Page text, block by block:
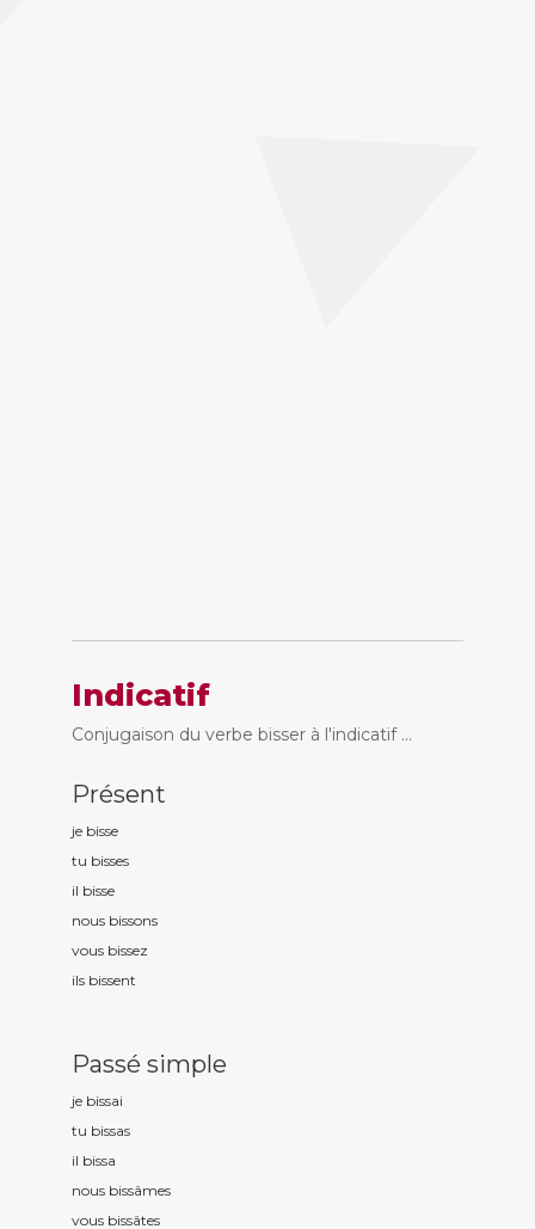
Indicatif
Conjugaison du verbe bisser à l'indicatif ...
Présent
je bisse
tu bisses
il bisse
nous bissons
vous bissez
ils bissent
Passé simple
je bissai
tu bissas
il bissa
nous bissâmes
vous bissâtes